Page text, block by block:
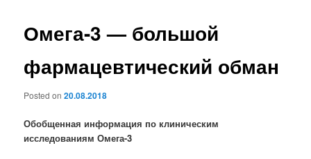
Омега-3 — большой
фармацевтический обман
Posted on20.08.2018
Обобщенная информация по клиническим
исследованиям Омега-3